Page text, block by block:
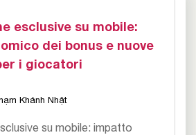
esclusive su mobile:
dei bonus e nuove
i giocatori
Khánh Nhật
su mobile: impatto